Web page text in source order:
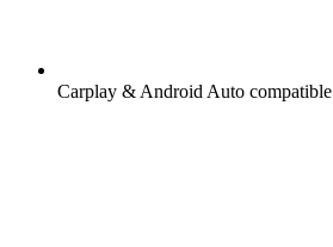
Carplay & Android Auto compatible